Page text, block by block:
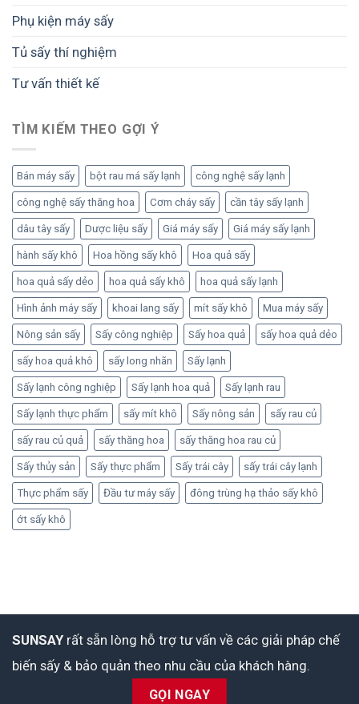
Phụ kiện máy sấy
Tủ sấy thí nghiệm
Tư vấn thiết kế
TÌM KIẾM THEO GỢI Ý
Bán máy sấy bột rau má sấy lạnh công nghệ sấy lạnh
công nghệ sấy thăng hoa Cơm cháy sấy cần tây sấy lạnh
dâu tây sấy Dược liệu sấy Giá máy sấy Giá máy sấy lạnh
hành sấy khô Hoa hồng sấy khô Hoa quả sấy
hoa quả sấy dẻo hoa quả sấy khô hoa quả sấy lạnh
Hình ảnh máy sấy khoai lang sấy mít sấy khô Mua máy sấy
Nông sản sấy Sấy công nghiệp Sấy hoa quả sấy hoa quả dẻo
sấy hoa quả khô sấy long nhãn Sấy lạnh
Sấy lạnh công nghiệp Sấy lạnh hoa quả Sấy lạnh rau
Sấy lạnh thực phẩm sấy mít khô Sấy nông sản sấy rau củ
sấy rau củ quả sấy thăng hoa sấy thăng hoa rau củ
Sấy thủy sản Sấy thực phẩm Sấy trái cây sấy trái cây lạnh
Thực phẩm sấy Đầu tư máy sấy đông trùng hạ thảo sấy khô
ớt sấy khô
SUNSAY rất sẵn lòng hỗ trợ tư vấn về các giải pháp chế
biến sấy & bảo quản theo nhu cầu của khách hàng.
GỌI NGAY